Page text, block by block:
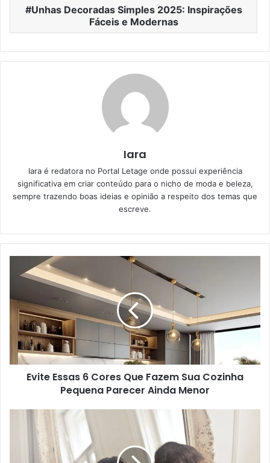
Unhas Decoradas Simples 2025: Inspirações
Fáceis e Modernas
Iara
Iara é redatora no Portal Letage onde possui experiência
significativa em criar conteúdo para o nicho de moda e beleza,
sempre trazendo boas ideias e opinião a respeito dos temas que
escreve.
Evite Essas 6 Cores Que Fazem Sua Cozinha
Pequena Parecer Ainda Menor